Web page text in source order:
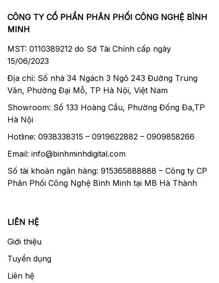
CÔNG TY CỔ PHẦN PHÂN PHỐI CÔNG NGHỆ BÌNH
MINH
MST: 0110389212 do Sở Tài Chính cấp ngày
15/06/2023
Địa chỉ: Số nhà 34 Ngách 3 Ngõ 243 Đường Trung
Văn, Phường Đại Mỗ, TP Hà Nội, Việt Nam
Showroom: Số 133 Hoàng Cầu, Phường Đống Đa,TP
Hà Nội
Hotline: 0938338315 – 0919622882 – 0909858266
Email: info@binhminhdigital.com
Số tài khoản ngân hàng: 915365888888 – Công ty CP
Phân Phối Công Nghệ Bình Minh tại MB Hà Thành
LIÊN HỆ
Giới thiệu
Tuyển dụng
Liên hệ